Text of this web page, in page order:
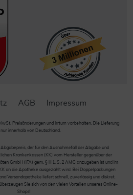
AGB Impressum
Preisänderungen und Irrtum vorbehalten. Die Lieferung
innerhalb von Deutschland.
der für den Ausnahmefall der Abgabe und
Krankenkassen (KK) vom Hersteller gegenüber der
GmbH (IFA) gem. § III 1, S. 2 AMG anzugeben ist und im
an die Apotheke ausgezahlt wird. Bei Doppelpackungen
Versandapotheke liefert schnell, zuverlässig und diskret.
Sie sich von den vielen Vorteilen unseres Online-
Shops!